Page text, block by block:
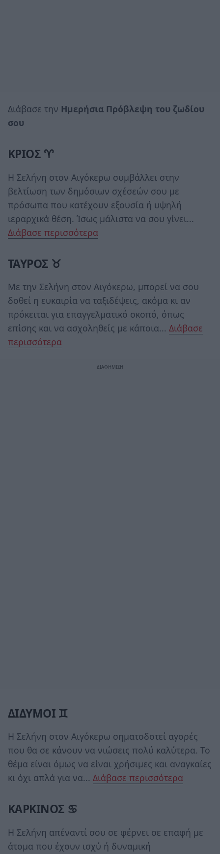
Διάβασε την Ημερήσια Πρόβλεψη του ζωδίου
σου
ΚΡΙΟΣ ♈
Η Σελήνη στον Αιγόκερω συμβάλλει στην
βελτίωση των δημόσιων σχέσεών σου με
πρόσωπα που κατέχουν εξουσία ή υψηλή
ιεραρχικά θέση. Ίσως μάλιστα να σου γίνει...
Διάβασε περισσότερα
ΤΑΥΡΟΣ ♉
Με την Σελήνη στον Αιγόκερω, μπορεί να σου
δοθεί η ευκαιρία να ταξιδέψεις, ακόμα κι αν
πρόκειται για επαγγελματικό σκοπό, όπως
επίσης και να ασχοληθείς με κάποια... Διάβασε
περισσότερα
ΔΙΔΥΜΟΙ ♊
Η Σελήνη στον Αιγόκερω σηματοδοτεί αγορές
που θα σε κάνουν να νιώσεις πολύ καλύτερα. Το
θέμα είναι όμως να είναι χρήσιμες και αναγκαίες
κι όχι απλά για να... Διάβασε περισσότερα
ΚΑΡΚΙΝΟΣ ♋
Η Σελήνη απέναντί σου σε φέρνει σε επαφή με
άτομα που έχουν ισχύ ή δυναμική